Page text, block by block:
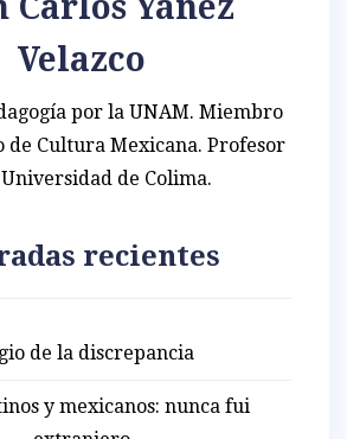
Carlos Yáñez
Velazco
por la UNAM. Miembro
de Cultura Mexicana. Profesor
de Colima.
recientes
de la discrepancia
y mexicanos: nunca fui